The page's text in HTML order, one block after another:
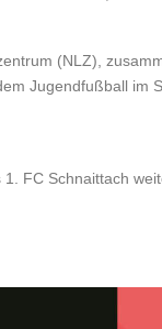
(NLZ),
Jugendfußball im
FC Schnaittach